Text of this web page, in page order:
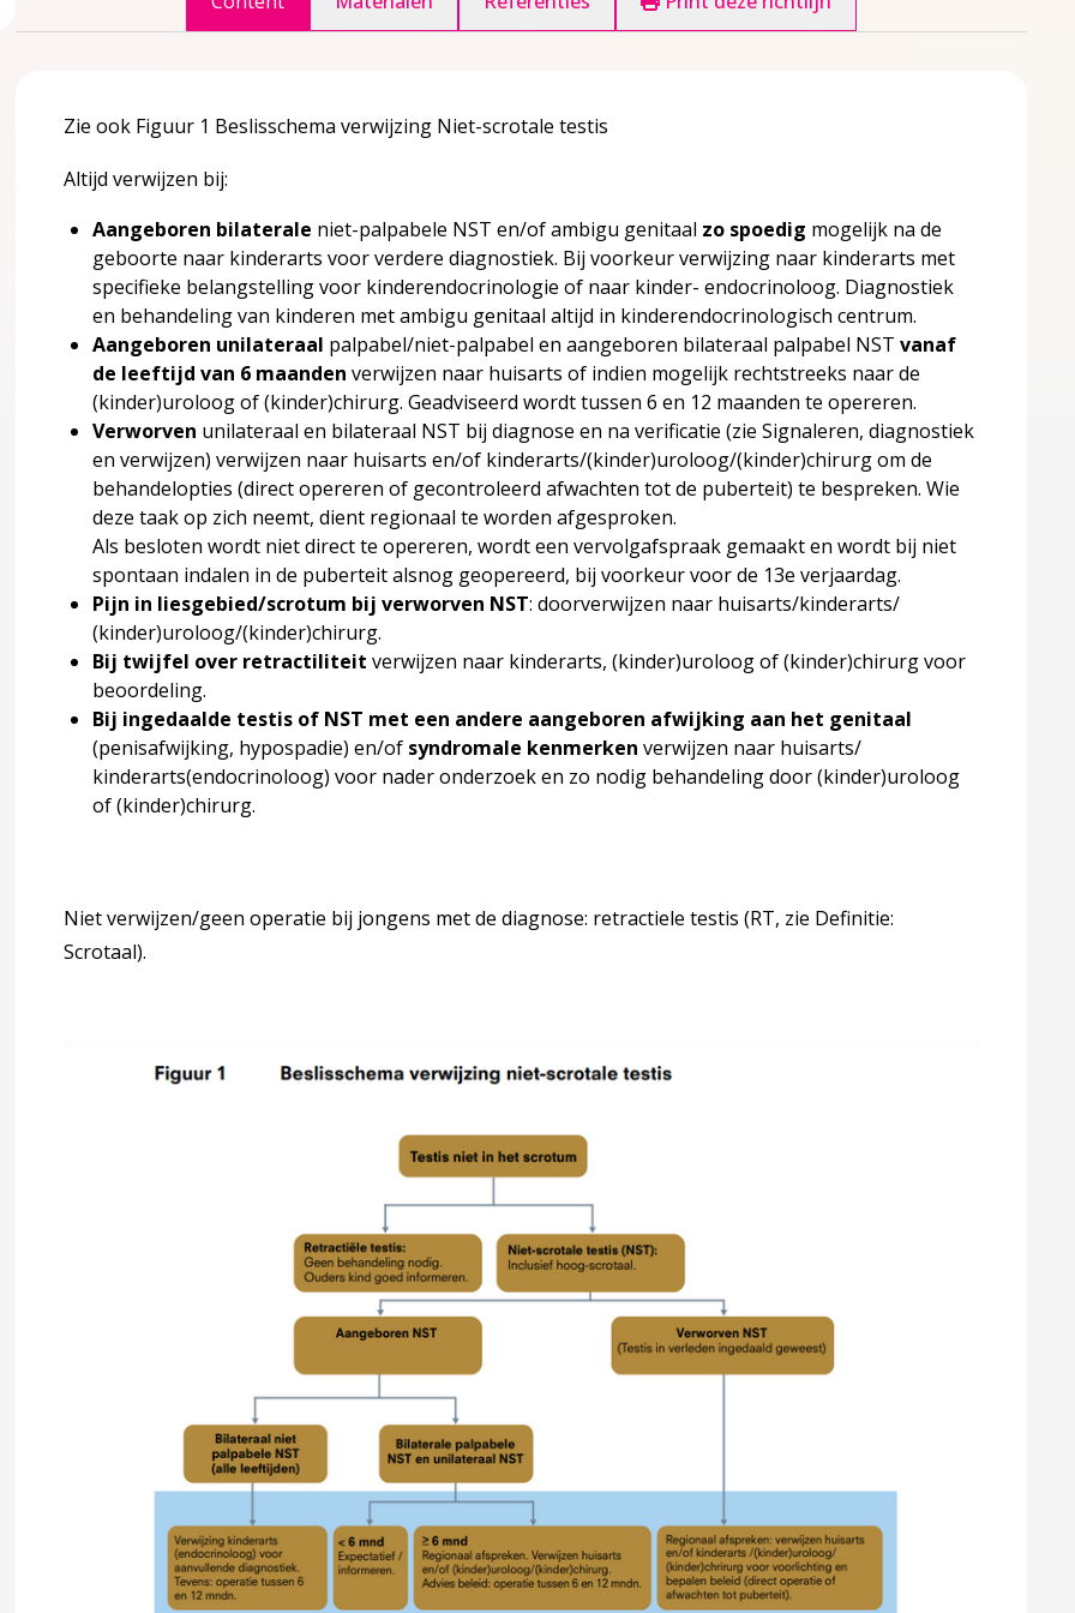
over 1 Inleiding
over 2 Definities en achtergrond informatie
over 2 Definities en achtergrond informatie
(NST) algemeen
indeling en definities
en expertisebijeenkomst
over 3 Signaleren, diagnostiek en verwijzen
over 3 Signaleren, diagnostiek en verwijzen
over 5 Totstandkoming
over 6 Verantwoording
‘Beslissingsanalyse niet-scrotale testis’
Zie ook Figuur 1 Beslisschema verwijzing Niet-scrotale testis
Altijd verwijzen bij:
Aangeboren bilaterale niet-palpabele NST en/of ambigu genitaal zo spoedig mogelijk na de
geboorte naar kinderarts voor verdere diagnostiek. Bij voorkeur verwijzing naar kinderarts met
specifieke belangstelling voor kinderendocrinologie of naar kinder- endocrinoloog. Diagnostiek
en behandeling van kinderen met ambigu genitaal altijd in kinderendocrinologisch centrum.
Aangeboren unilateraal palpabel/niet-palpabel en aangeboren bilateraal palpabel NSTvanaf
de leeftijd van 6 maanden verwijzen naar huisarts of indien mogelijk rechtstreeks naar de
(kinder)uroloog of (kinder)chirurg. Geadviseerd wordt tussen 6 en 12 maanden te opereren.
Verworven unilateraal en bilateraal NST bij diagnose en na verificatie (zie Signaleren, diagnostiek
en verwijzen) verwijzen naar huisarts en/of kinderarts/(kinder)uroloog/(kinder)chirurg om de
behandelopties (direct opereren of gecontroleerd afwachten tot de puberteit) te bespreken. Wie
deze taak op zich neemt, dient regionaal te worden afgesproken.
Als besloten wordt niet direct te opereren, wordt een vervolgafspraak gemaakt en wordt bij niet
spontaan indalen in de puberteit alsnog geopereerd, bij voorkeur voor de 13e verjaardag.
Pijn in liesgebied/scrotum bij verworven NST: doorverwijzen naar huisarts/kinderarts/
(kinder)uroloog/(kinder)chirurg.
Bij twijfel over retractiliteitverwijzen naar kinderarts, (kinder)uroloog of (kinder)chirurg voor
beoordeling.
Bij ingedaalde testis of NST met een andere aangeboren afwijking aan het genitaal
(penisafwijking, hypospadie) en/of syndromale kenmerkenverwijzen naar huisarts/
kinderarts(endocrinoloog) voor nader onderzoek en zo nodig behandeling door (kinder)uroloog
of (kinder)chirurg.
Niet verwijzen/geen operatie bij jongens met de diagnose: retractiele testis (RT, zie Definitie:
Scrotaal).